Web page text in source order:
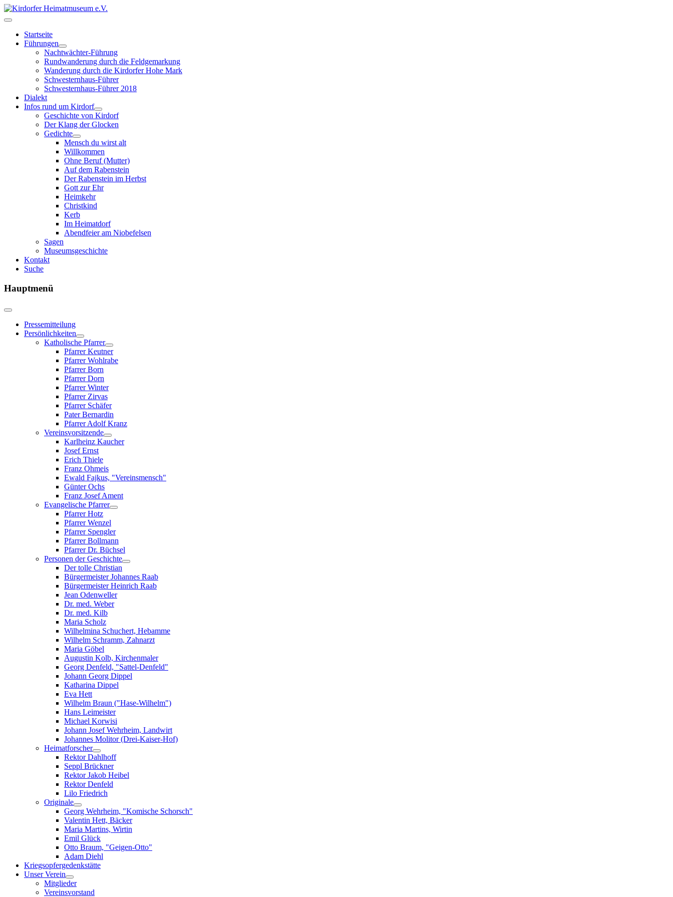
Startseite
Führungen
Nachtwächter-Führung
Rundwanderung durch die Feldgemarkung
Wanderung durch die Kirdorfer Hohe Mark
Schwesternhaus-Führer
Schwesternhaus-Führer 2018
Dialekt
Infos rund um Kirdorf
Geschichte von Kirdorf
Der Klang der Glocken
Gedichte
Mensch du wirst alt
Willkommen
Ohne Beruf (Mutter)
Auf dem Rabenstein
Der Rabenstein im Herbst
Gott zur Ehr
Heimkehr
Christkind
Kerb
Im Heimatdorf
Abendfeier am Niobefelsen
Sagen
Museumsgeschichte
Kontakt
Suche
Hauptmenü
Pressemitteilung
Persönlichkeiten
Katholische Pfarrer
Pfarrer Keutner
Pfarrer Wohlrabe
Pfarrer Born
Pfarrer Dorn
Pfarrer Winter
Pfarrer Zirvas
Pfarrer Schäfer
Pater Bernardin
Pfarrer Adolf Kranz
Vereinsvorsitzende
Karlheinz Kaucher
Josef Ernst
Erich Thiele
Franz Ohmeis
Ewald Fajkus, "Vereinsmensch"
Günter Ochs
Franz Josef Ament
Evangelische Pfarrer
Pfarrer Hotz
Pfarrer Wenzel
Pfarrer Spengler
Pfarrer Bollmann
Pfarrer Dr. Büchsel
Personen der Geschichte
Der tolle Christian
Bürgermeister Johannes Raab
Bürgermeister Heinrich Raab
Jean Odenweller
Dr. med. Weber
Dr. med. Kilb
Maria Scholz
Wilhelmina Schuchert, Hebamme
Wilhelm Schramm, Zahnarzt
Maria Göbel
Augustin Kolb, Kirchenmaler
Georg Denfeld, "Sattel-Denfeld"
Johann Georg Dippel
Katharina Dippel
Eva Hett
Wilhelm Braun ("Hase-Wilhelm")
Hans Leimeister
Michael Korwisi
Johann Josef Wehrheim, Landwirt
Johannes Molitor (Drei-Kaiser-Hof)
Heimatforscher
Rektor Dahlhoff
Seppl Brückner
Rektor Jakob Heibel
Rektor Denfeld
Lilo Friedrich
Originale
Georg Wehrheim, "Komische Schorsch"
Valentin Hett, Bäcker
Maria Martins, Wirtin
Emil Glück
Otto Braum, "Geigen-Otto"
Adam Diehl
Kriegsopfergedenkstätte
Unser Verein
Mitglieder
Vereinsvorstand